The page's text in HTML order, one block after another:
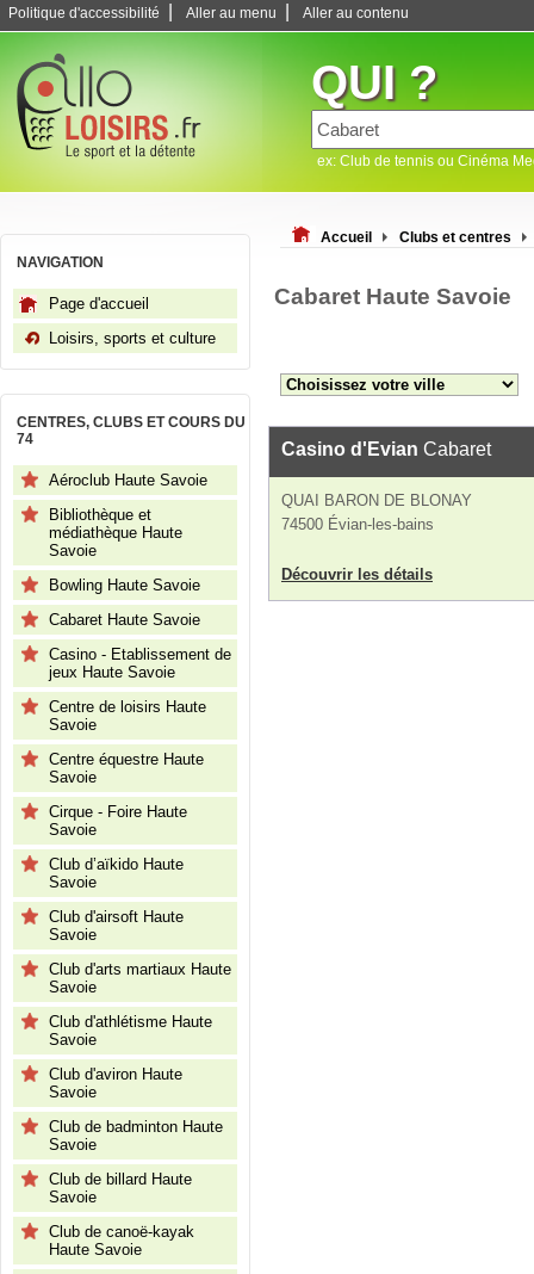
Politique d'accessibilité Aller au menu Aller au contenu
QUI ?
ex: Club de tennis ou Cinéma
NAVIGATION
Page d'accueil
Loisirs, sports et culture
CENTRES, CLUBS ET COURS DU
74
Aéroclub Haute Savoie
Bibliothèque et
médiathèque Haute
Savoie
Bowling Haute Savoie
Cabaret Haute Savoie
Casino - Etablissement de
jeux Haute Savoie
Centre de loisirs Haute
Savoie
Centre équestre Haute
Savoie
Cirque - Foire Haute
Savoie
Club d’aïkido Haute
Savoie
Club d'airsoft Haute
Savoie
Club d'arts martiaux Haute
Savoie
Club d'athlétisme Haute
Savoie
Club d'aviron Haute
Savoie
Club de badminton Haute
Savoie
Club de billard Haute
Savoie
Club de canoë-kayak
Haute Savoie
Accueil Clubs et centres
Cabaret Haute Savoie
Casino d'Evian Cabaret
QUAI BARON DE BLONAY
74500 Évian-les-bains
Découvrir les détails